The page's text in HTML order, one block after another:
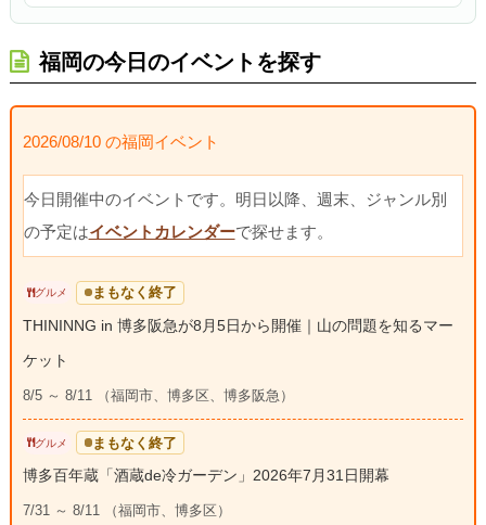
福岡の今日のイベントを探す
2026/08/10 の福岡イベント
今日開催中のイベントです。明日以降、週末、ジャンル別
の予定はイベントカレンダーで探せます。
グルメ まもなく終了
THININNG in 博多阪急が8月5日から開催｜山の問題を知るマー
ケット
8/5 ～ 8/11 （福岡市、博多区、博多阪急）
グルメ まもなく終了
博多百年蔵「酒蔵de冷ガーデン」2026年7月31日開幕
7/31 ～ 8/11 （福岡市、博多区）